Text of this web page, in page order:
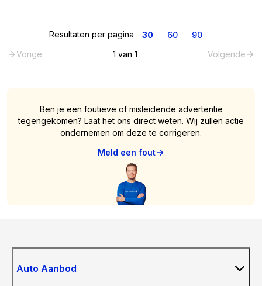
Resultaten per pagina 30 60
90
Vorige
1 van 1 Volgende
Ben je een foutieve of misleidende advertentie
tegengekomen? Laat het ons direct weten. Wij zullen actie
ondernemen om deze te corrigeren.
Meld een fout
Auto Aanbod